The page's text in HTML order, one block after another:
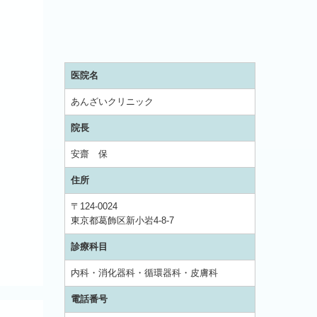
医院名
あんざいクリニック
院長
安齋 保
住所
〒124-0024
東京都葛飾区新小岩4-8-7
診療科目
内科・消化器科・循環器科・皮膚科
電話番号